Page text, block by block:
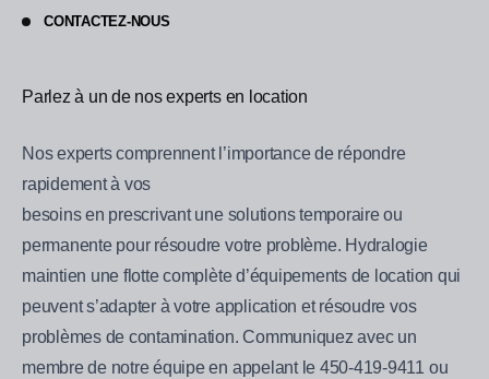
CONTACTEZ-NOUS
Parlez à un de nos experts en location
Nos experts comprennent l’importance de répondre
rapidement à vos
besoins en prescrivant une solutions temporaire ou
permanente pour résoudre votre problème. Hydralogie
maintien une flotte complète d’équipements de location qui
peuvent s’adapter à votre application et résoudre vos
problèmes de contamination. Communiquez avec un
membre de notre équipe en appelant le 450-419-9411 ou